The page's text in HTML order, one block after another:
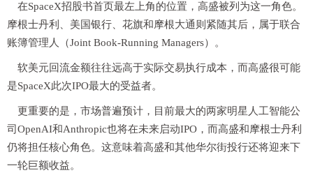
在SpaceX招股书首页最左上角的位置，高盛被列为这一角色。
摩根士丹利、美国银行、花旗和摩根大通则紧随其后，属于联合
账簿管理人（Joint Book-Running Managers）。
软美元回流金额往往远高于实际交易执行成本，而高盛很可能
是SpaceX此次IPO最大的受益者。
更重要的是，市场普遍预计，目前最大的两家明星人工智能公
司OpenAI和Anthropic也将在未来启动IPO，而高盛和摩根士丹利
仍将担任核心角色。这意味着高盛和其他华尔街投行还将迎来下
一轮巨额收益。